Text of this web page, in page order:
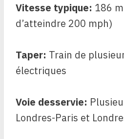
Vitesse typique: 186
d’atteindre 200 mph)
Taper: Train de
électriques
Voie desservie:
Londres-Paris et